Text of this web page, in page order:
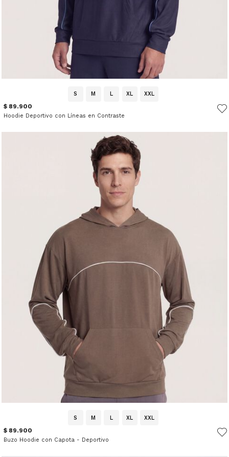
S M L XL XXL
$ 89.900
Hoodie Deportivo con Líneas en Contraste
S M L XL XXL
$ 89.900
Buzo Hoodie con Capota - Deportivo